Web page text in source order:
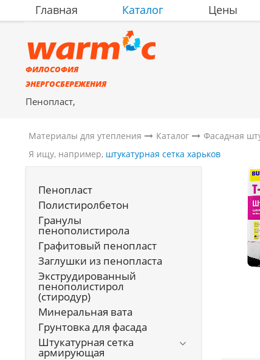
Главная Каталог Цены
ФИЛОСОФИЯ
ЭНЕРГОСБЕРЕЖЕНИЯ
Пенопласт,
Материалы для утепления Каталог Фасадная
Я ищу, например, штукатурная сетка харьков
Пенопласт
Полистиролбетон
Гранулы
пенополистирола
Графитовый пенопласт
Заглушки из пенопласта
Экструдированный
пенополистирол
(стиродур)
Минеральная вата
Грунтовка для фасада
Штукатурная сетка
армирующая